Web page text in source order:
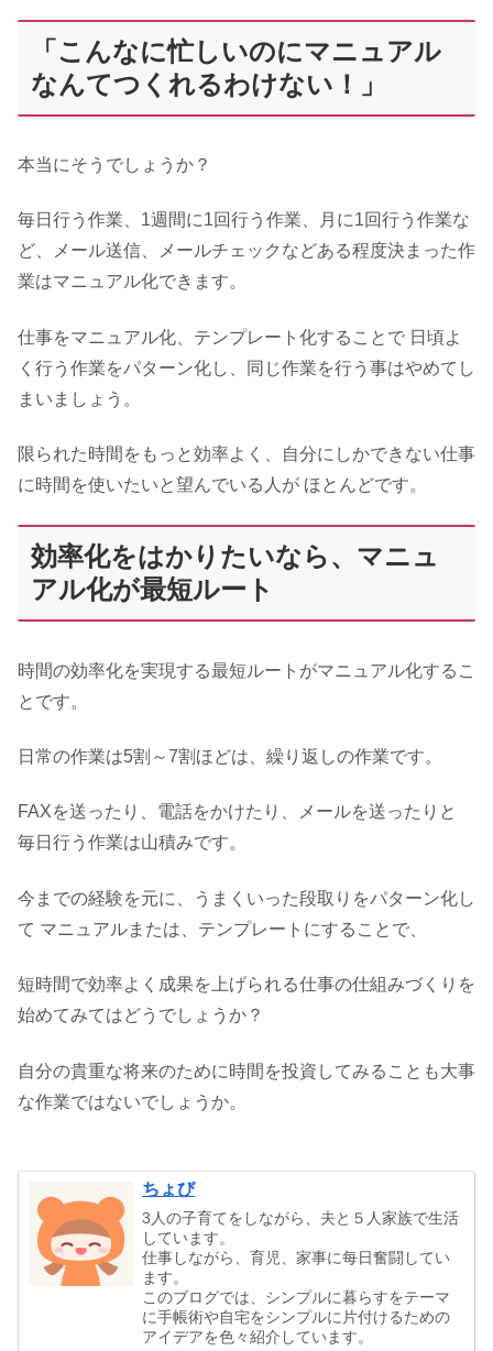
「こんなに忙しいのにマニュアル
なんてつくれるわけない！」
本当にそうでしょうか？
毎日行う作業、1週間に1回行う作業、月に1回行う作業な
ど、メール送信、メールチェックなどある程度決まった作
業はマニュアル化できます。
仕事をマニュアル化、テンプレート化することで 日頃よ
く行う作業をパターン化し、同じ作業を行う事はやめてし
まいましょう。
限られた時間をもっと効率よく、自分にしかできない仕事
に時間を使いたいと望んでいる人が ほとんどです。
効率化をはかりたいなら、マニュ
アル化が最短ルート
時間の効率化を実現する最短ルートがマニュアル化するこ
とです。
日常の作業は5割～7割ほどは、繰り返しの作業です。
FAXを送ったり、電話をかけたり、メールを送ったりと
毎日行う作業は山積みです。
今までの経験を元に、うまくいった段取りをパターン化し
て マニュアルまたは、テンプレートにすることで、
短時間で効率よく成果を上げられる仕事の仕組みづくりを
始めてみてはどうでしょうか？
自分の貴重な将来のために時間を投資してみることも大事
な作業ではないでしょうか。
ちょび
3人の子育てをしながら、夫と５人家族で生活
しています。
仕事しながら、育児、家事に每日奮闘してい
ます。
このブログでは、シンプルに暮らすをテーマ
に手帳術や自宅をシンプルに片付けるための
アイデアを色々紹介しています。